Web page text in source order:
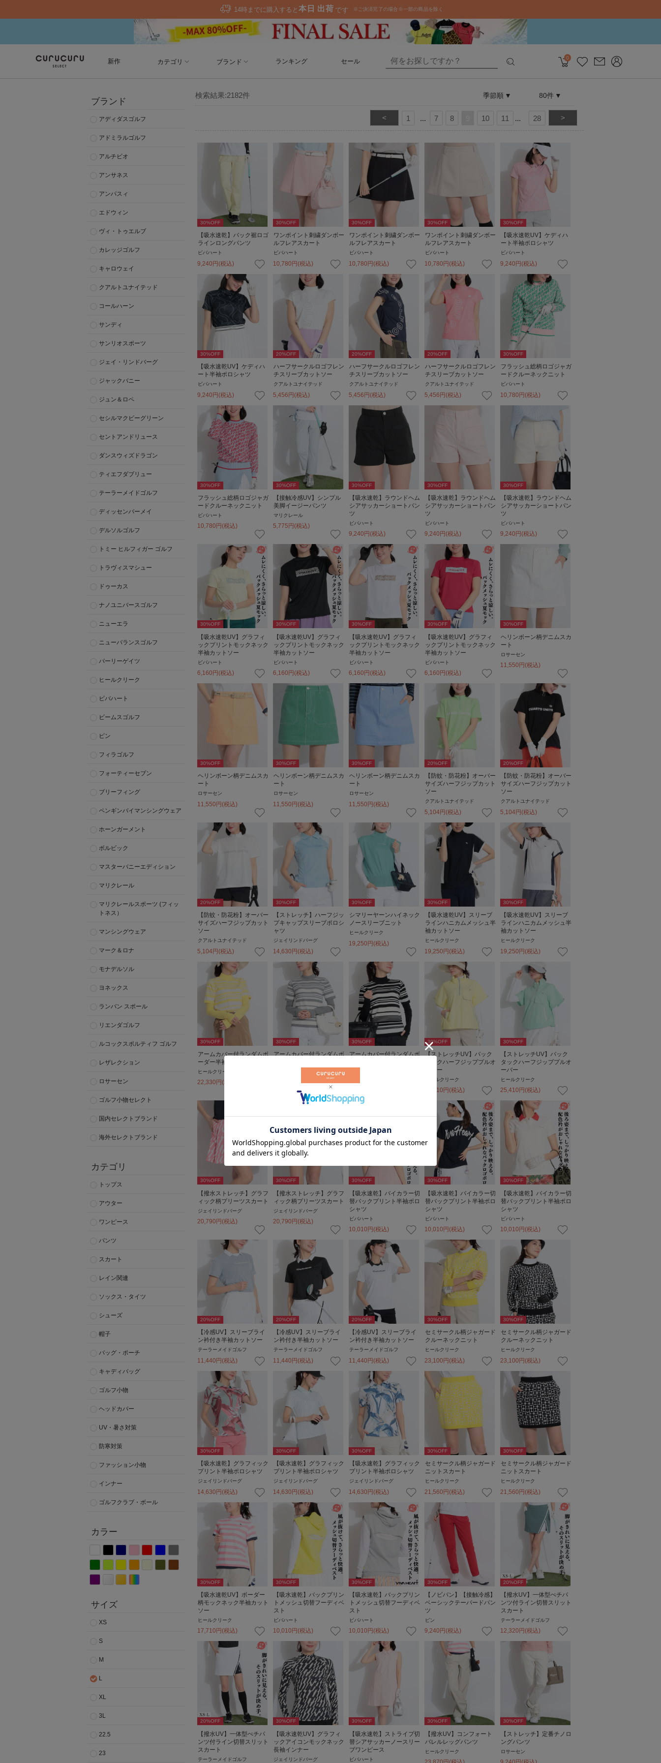
0
新作 カテゴリ ブランド ランキング セール
ブランド
アディダスゴルフ
アドミラルゴルフ
アルチビオ
アンサネス
アンパスィ
エドウィン
ヴィ・トゥエルブ
カレッジゴルフ
キャロウェイ
クアルトユナイテッド
コールハーン
サンディ
サンリオスポーツ
ジェイ・リンドバーグ
ジャックバニー
ジュン＆ロペ
セシルマクビーグリーン
セントアンドリュース
ダンスウィズドラゴン
ティエフダブリュー
テーラーメイドゴルフ
ディッセンバーメイ
デルソルゴルフ
トミー ヒルフィガー ゴルフ
トラヴィスマシュー
ドゥーカス
ナノユニバースゴルフ
ニューエラ
ニューバランスゴルフ
パーリーゲイツ
ヒールクリーク
ビバハート
ビームスゴルフ
ピン
フィラゴルフ
フォーティーセブン
ブリーフィング
ペンギンバイマンシングウェア
ホーンガーメント
ボルビック
マスターバニーエディション
マリクレール
マリクレールスポーツ (フィッ
トネス）
マンシングウェア
マーク＆ロナ
モナデルソル
ヨネックス
ランバン スポール
リエンダゴルフ
ルコックスポルティフ ゴルフ
レザレクション
ロサーセン
ゴルフ小物セレクト
国内セレクトブランド
海外セレクトブランド
カテゴリ
トップス
アウター
ワンピース
パンツ
スカート
レイン関連
ソックス・タイツ
シューズ
帽子
バッグ・ポーチ
キャディバッグ
ゴルフ小物
ヘッドカバー
UV・暑さ対策
防寒対策
ファッション小物
インナー
ゴルフクラブ・ボール
カラー
サイズ
XS
S
M
L
XL
3L
22.5
23
検索結果:2182件 季節順 80件
< 1 7 8 10 11 28 >
30%OFF
【吸水速乾】バック裾ロゴ
ラインロングパンツ
ビバハート
9,240円(税込)
30%OFF
ワンポイント刺繍ダンボー
ルフレアスカート
ビバハート
10,780円(税込)
30%OFF
ワンポイント刺繍ダンボー
ルフレアスカート
ビバハート
10,780円(税込)
30%OFF
ワンポイント刺繍ダンボー
ルフレアスカート
ビバハート
10,780円(税込)
30%OFF
【吸水速乾UV】ケディハ
ート半袖ポロシャツ
ビバハート
9,240円(税込)
30%OFF
【吸水速乾UV】ケディハ
ート半袖ポロシャツ
ビバハート
9,240円(税込)
20%OFF
ハーフサークルロゴフレン
チスリーブカットソー
クアルトユナイテッド
5,456円(税込)
20%OFF
ハーフサークルロゴフレン
チスリーブカットソー
クアルトユナイテッド
5,456円(税込)
20%OFF
ハーフサークルロゴフレン
チスリーブカットソー
クアルトユナイテッド
5,456円(税込)
30%OFF
フラッシュ総柄ロゴジャガ
ードクルーネックニット
ビバハート
10,780円(税込)
30%OFF
フラッシュ総柄ロゴジャガ
ードクルーネックニット
ビバハート
10,780 円 (税込)
30%OFF
【接触冷感UV】シンプル
美脚イージーパンツ
マリクレール
5,775 円 (税込)
30%OFF
【吸水速乾】ラウンドヘム
シアサッカーショートパン
ツ
ビバハート
9,240 円 (税込)
30%OFF
【吸水速乾】ラウンドヘム
シアサッカーショートパン
ツ
ビバハート
9,240 円 (税込)
30%OFF
【吸水速乾】ラウンドヘム
シアサッカーショートパン
ツ
ビバハート
9,240 円 (税込)
30%OFF
【吸水速乾UV】グラフィ
ックプリントモックネック
半袖カットソー
ビバハート
6,160 円 (税込)
30%OFF
【吸水速乾UV】グラフィ
ックプリントモックネック
半袖カットソー
ビバハート
6,160 円 (税込)
30%OFF
【吸水速乾UV】グラフィ
ックプリントモックネック
半袖カットソー
ビバハート
6,160 円 (税込)
30%OFF
【吸水速乾UV】グラフィ
ックプリントモックネック
半袖カットソー
ビバハート
6,160 円 (税込)
30%OFF
ヘリンボーン柄デニムスカ
ート
ロサーセン
11,550 円 (税込)
30%OFF
ヘリンボーン柄デニムスカ
ート
ロサーセン
11,550円(税込)
30%OFF
ヘリンボーン柄デニムスカ
ート
ロサーセン
11,550円(税込)
30%OFF
ヘリンボーン柄デニムスカ
ート
ロサーセン
11,550円(税込)
20%OFF
【防蚊・防花粉】オーバー
サイズハーフジップカット
ソー
クアルトユナイテッド
5,104円(税込)
20%OFF
【防蚊・防花粉】オーバー
サイズハーフジップカット
ソー
クアルトユナイテッド
5,104円(税込)
20%OFF
【防蚊・防花粉】オーバー
サイズハーフジップカット
ソー
クアルトユナイテッド
5,104円(税込)
30%OFF
【ストレッチ】ハーフジッ
プキャップスリーブポロシ
ャツ
ジェイリンドバーグ
14,630円(税込)
30%OFF
シマリーヤーンハイネック
ノースリーブニット
ヒールクリーク
19,250円(税込)
30%OFF
【吸水速乾UV】スリーブ
ラインハニカムメッシュ半
袖カットソー
ヒールクリーク
19,250円(税込)
30%OFF
【吸水速乾UV】スリーブ
ラインハニカムメッシュ半
袖カットソー
ヒールクリーク
19,250円(税込)
30%OFF
アームカバー付ランダムボ
ーダー半袖ポロニット
ヒールクリーク
22,330 円 (税込)
30%OFF
アームカバー付ランダムボ
(税込)
30%OFF
アームカバー付ランダムボ
22,330
30%OFF
【ストレッチUV】バック
タックハーフジッププルオ
ーバー
ヒールクリーク
25,410 円 (税込)
30%OFF
【ストレッチUV】バック
タックハーフジッププルオ
ーバー
ヒールクリーク
25,410 円 (税込)
30%OFF
【撥水ストレッチ】グラフ
ィック柄プリーツスカート
ジェイリンドバーグ
20,790 円 (税込)
30%OFF
【撥水ストレッチ】グラフ
ィック柄プリーツスカート
ジェイリンドバーグ
20,790 円 (税込)
30%OFF
【吸水速乾】バイカラー切
替バックプリント半袖ポロ
シャツ
ビバハート
10,010 円 (税込)
30%OFF
【吸水速乾】バイカラー切
替バックプリント半袖ポロ
シャツ
ビバハート
10,010 円 (税込)
30%OFF
【吸水速乾】バイカラー切
替バックプリント半袖ポロ
シャツ
ビバハート
10,010 円 (税込)
20%OFF
【冷感UV】スリーブライ
ン衿付き半袖カットソー
テーラーメイドゴルフ
11,440円(税込)
20%OFF
【冷感UV】スリーブライ
ン衿付き半袖カットソー
テーラーメイドゴルフ
11,440円(税込)
20%OFF
【冷感UV】スリーブライ
ン衿付き半袖カットソー
テーラーメイドゴルフ
11,440円(税込)
30%OFF
セミサークル柄ジャガード
クルーネックニット
ヒールクリーク
23,100円(税込)
30%OFF
セミサークル柄ジャガード
クルーネックニット
ヒールクリーク
23,100円(税込)
30%OFF
【吸水速乾】グラフィック
プリント半袖ポロシャツ
ジェイリンドバーグ
14,630円(税込)
30%OFF
【吸水速乾】グラフィック
プリント半袖ポロシャツ
ジェイリンドバーグ
14,630円(税込)
30%OFF
【吸水速乾】グラフィック
プリント半袖ポロシャツ
ジェイリンドバーグ
14,630円(税込)
30%OFF
セミサークル柄ジャガード
ニットスカート
ヒールクリーク
21,560円(税込)
30%OFF
セミサークル柄ジャガード
ニットスカート
ヒールクリーク
21,560円(税込)
30%OFF
【吸水速乾UV】ボーダー
柄モックネック半袖カット
ソー
ヒールクリーク
17,710 円 (税込)
30%OFF
【吸水速乾】バックプリン
トメッシュ切替フーディベ
スト
ビバハート
10,010 円 (税込)
30%OFF
【吸水速乾】バックプリン
トメッシュ切替フーディベ
スト
ビバハート
10,010 円 (税込)
30%OFF
【ノビパン】【接触冷感】
ベーシックテーパードパン
ツ
ピン
9,240 円 (税込)
20%OFF
【撥水UV】一体型ぺチパ
ンツ付ライン切替スリット
スカート
テーラーメイドゴルフ
12,320 円 (税込)
20%OFF
【撥水UV】一体型ぺチパ
ンツ付ライン切替スリット
スカート
テーラーメイドゴルフ
30%OFF
【吸水速乾UV】グラフィ
ックアイコンモックネック
長袖インナー
ジェイリンドバーグ
30%OFF
【吸水速乾】ストライプ切
替シアサッカーノースリー
ブワンピース
ビバハート
30%OFF
【撥水UV】コンフォート
バレルレッグパンツ
ヒールクリーク
30%OFF
【ストレッチ】定番チノロ
ングパンツ
ロサーセン